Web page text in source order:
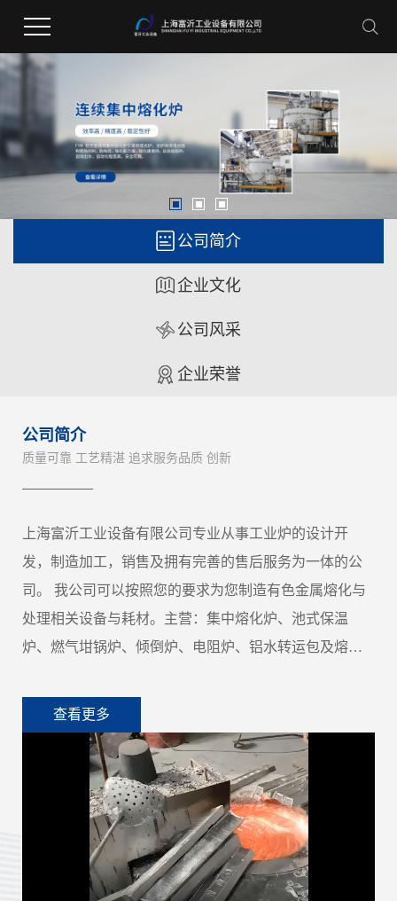
公司简介
企业文化
公司风采
企业荣誉
公司简介
质量可靠 工艺精湛 追求服务品质 创新
上海富沂工业设备有限公司专业从事工业炉的设计开
发，制造加工，销售及拥有完善的售后服务为一体的公
司。 我公司可以按照您的要求为您制造有色金属熔化与
处理相关设备与耗材。主营：集中熔化炉、池式保温
炉、燃气坩锅炉、倾倒炉、电阻炉、铝水转运包及熔炼
查看更多